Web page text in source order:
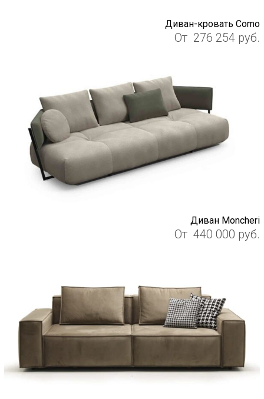
Диван-кровать Como
От 276 254 руб.
Диван Moncheri
От 440 000 руб.